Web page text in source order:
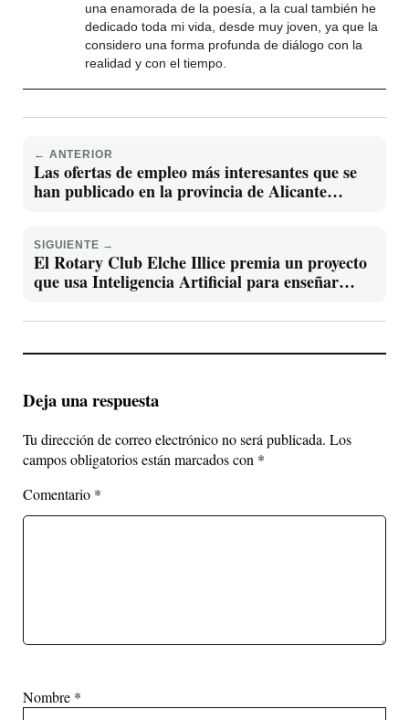
una enamorada de la poesía, a la cual también he
dedicado toda mi vida, desde muy joven, ya que la
considero una forma profunda de diálogo con la
realidad y con el tiempo.
← ANTERIOR
Las ofertas de empleo más interesantes que se
han publicado en la provincia de Alicante
SIGUIENTE →
El Rotary Club Elche Illice premia un proyecto
que usa Inteligencia Artificial para enseñar
Deja una respuesta
Tu dirección de correo electrónico no será publicada. Los
campos obligatorios están marcados con *
Comentario *
Nombre *